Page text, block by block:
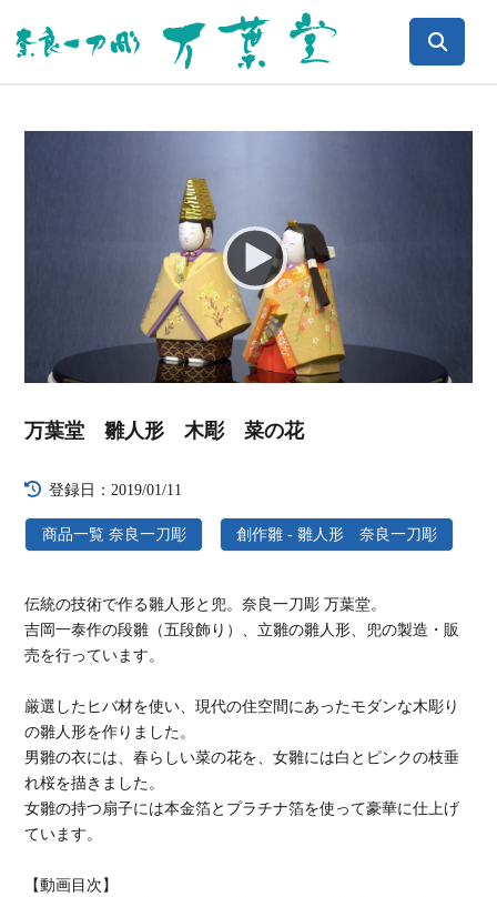
Player
万葉堂 雛人形 木彫 菜の花
登録日：2019/01/11
商品一覧 奈良一刀彫 創作雛 - 雛人形 奈良一刀彫
伝統の技術で作る雛人形と兜。奈良一刀彫 万葉堂。
吉岡一泰作の段雛（五段飾り）、立雛の雛人形、兜の製造・販
売を行っています。
厳選したヒバ材を使い、現代の住空間にあったモダンな木彫り
の雛人形を作りました。
男雛の衣には、春らしい菜の花を、女雛には白とピンクの枝垂
れ桜を描きました。
女雛の持つ扇子には本金箔とプラチナ箔を使って豪華に仕上げ
ています。
【動画目次】